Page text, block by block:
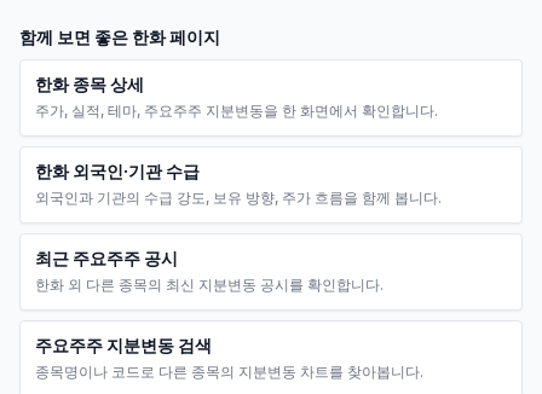
함께 보면 좋은 한화페이지
한화 종목 상세
주가, 실적, 테마, 주요주주 지분변동을 한 화면에서 확인합니다.
한화 외국인·기관 수급
외국인과 기관의 수급 강도, 보유 방향, 주가 흐름을 함께 봅니다.
최근 주요주주 공시
한화 외 다른 종목의 최신 지분변동 공시를 확인합니다.
주요주주 지분변동 검색
종목명이나 코드로 다른 종목의 지분변동 차트를 찾아봅니다.